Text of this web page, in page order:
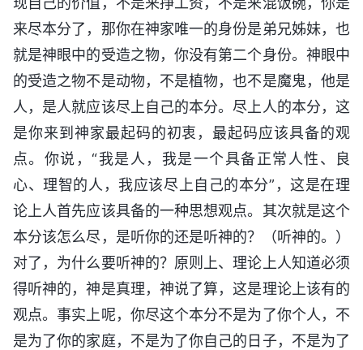
来尽本分了，那你在神家唯一的身份是弟兄姊妹，也
就是神眼中的受造之物，你没有第二个身份。神眼中
的受造之物不是动物，不是植物，也不是魔鬼，他是
人，是人就应该尽上自己的本分。尽上人的本分，这
是你来到神家最起码的初衷，最起码应该具备的观
点。你说，“我是人，我是一个具备正常人性、良
心、理智的人，我应该尽上自己的本分”，这是在理
论上人首先应该具备的一种思想观点。其次就是这个
本分该怎么尽，是听你的还是听神的？（听神的。）
对了，为什么要听神的？原则上、理论上人知道必须
得听神的，神是真理，神说了算，这是理论上该有的
观点。事实上呢，你尽这个本分不是为了你个人，不
是为了你的家庭，不是为了你自己的日子，不是为了